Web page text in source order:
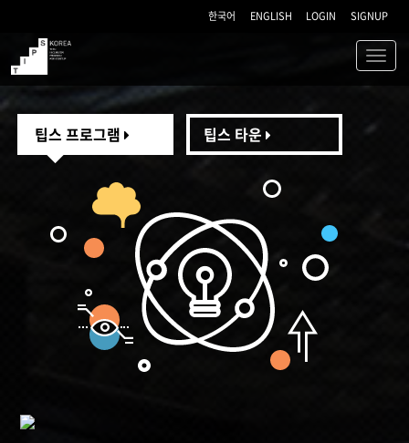
한국어 ENGLISH LOGIN SIGNUP
TIPS
팁스 프로그램 팁스 타운